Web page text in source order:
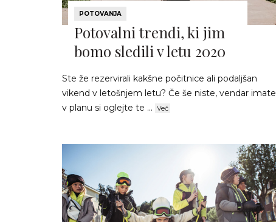
POTOVANJA
Potovalni trendi, ki jim
bomo sledili v letu 2020
Ste že rezervirali kakšne počitnice ali podaljšan
vikend v letošnjem letu? Če še niste, vendar imate
v planu si oglejte te ... Več